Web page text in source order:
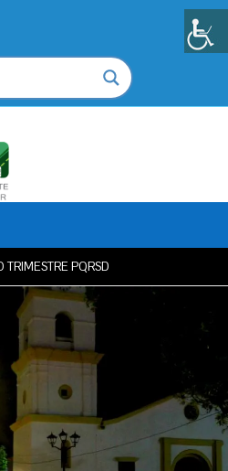
PQRSD